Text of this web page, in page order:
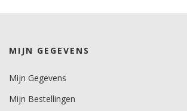
MIJN GEGEVENS
Mijn Gegevens
Mijn Bestellingen